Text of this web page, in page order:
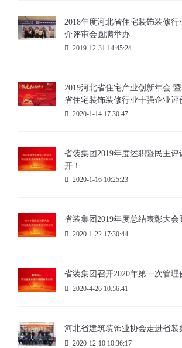
2018年度河北省住宅装饰装修行
介评审会圆满举办
2019-12-31 14:45:24
2019河北省住宅产业创新年会
省住宅装饰装修行业十强企业评
奖典礼盛大召开
2020-1-14 17:30:47
省装集团2019年度述职暨民主评
开！
2020-1-16 10:25:23
省装集团2019年度总结表彰大会
2020-1-22 17:30:44
省装集团召开2020年第一次管理
2020-4-26 10:56:41
河北省建筑装饰业协会走进省装
2020-12-10 10:36:17